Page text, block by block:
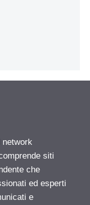
siti
che
ed esperti
e